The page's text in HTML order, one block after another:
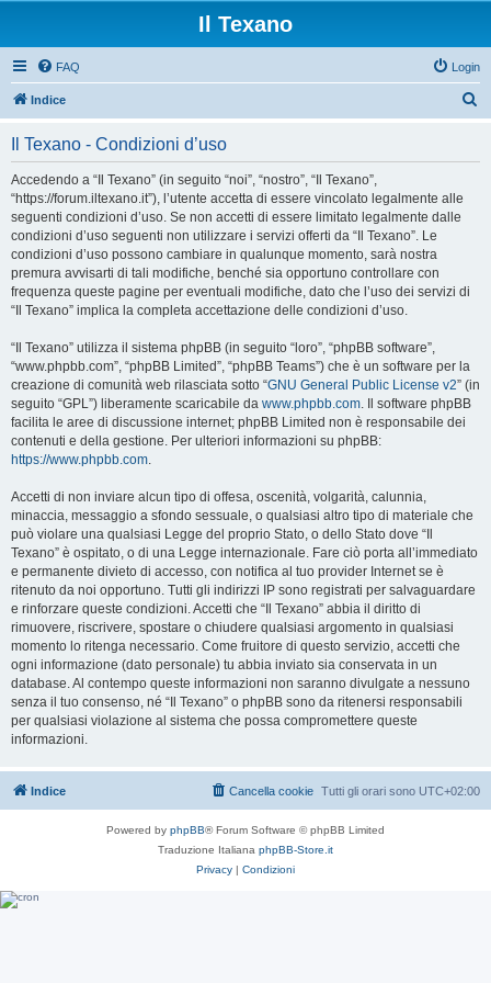
Il Texano
FAQ Login
Indice
Il Texano - Condizioni d’uso
Accedendo a “Il Texano” (in seguito “noi”, “nostro”, “Il Texano”,
“https://forum.iltexano.it”), l’utente accetta di essere vincolato legalmente alle
seguenti condizioni d’uso. Se non accetti di essere limitato legalmente dalle
condizioni d’uso seguenti non utilizzare i servizi offerti da “Il Texano”. Le
condizioni d’uso possono cambiare in qualunque momento, sarà nostra
premura avvisarti di tali modifiche, benché sia opportuno controllare con
frequenza queste pagine per eventuali modifiche, dato che l’uso dei servizi di
“Il Texano” implica la completa accettazione delle condizioni d’uso.
“Il Texano” utilizza il sistema phpBB (in seguito “loro”, “phpBB software”,
“www.phpbb.com”, “phpBB Limited”, “phpBB Teams”) che è un software per la
creazione di comunità web rilasciata sotto “GNU General Public License v2” (in
seguito “GPL”) liberamente scaricabile da www.phpbb.com. Il software phpBB
facilita le aree di discussione internet; phpBB Limited non è responsabile dei
contenuti e della gestione. Per ulteriori informazioni su phpBB:
https://www.phpbb.com.
Accetti di non inviare alcun tipo di offesa, oscenità, volgarità, calunnia,
minaccia, messaggio a sfondo sessuale, o qualsiasi altro tipo di materiale che
può violare una qualsiasi Legge del proprio Stato, o dello Stato dove “Il
Texano” è ospitato, o di una Legge internazionale. Fare ciò porta all’immediato
e permanente divieto di accesso, con notifica al tuo provider Internet se è
ritenuto da noi opportuno. Tutti gli indirizzi IP sono registrati per salvaguardare
e rinforzare queste condizioni. Accetti che “Il Texano” abbia il diritto di
rimuovere, riscrivere, spostare o chiudere qualsiasi argomento in qualsiasi
momento lo ritenga necessario. Come fruitore di questo servizio, accetti che
ogni informazione (dato personale) tu abbia inviato sia conservata in un
database. Al contempo queste informazioni non saranno divulgate a nessuno
senza il tuo consenso, né “Il Texano” o phpBB sono da ritenersi responsabili
per qualsiasi violazione al sistema che possa compromettere queste
informazioni.
Indice Tutti gli orari sono UTC+02:00
Cancella cookie
Powered by phpBB® Forum Software © phpBB Limited
Traduzione Italiana phpBB-Store.it
Privacy | Condizioni